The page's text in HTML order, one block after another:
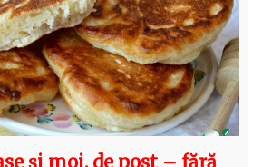
și moi, de post – fără